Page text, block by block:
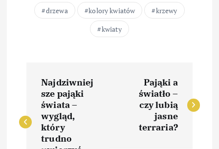
drzewa kolory kwiatów
krzewy
kwiaty
w
Najdziwniej
sze pająki
świata –
wygląd,
który
trudno
Pająki a
światło –
czy lubią
jasne
terraria?